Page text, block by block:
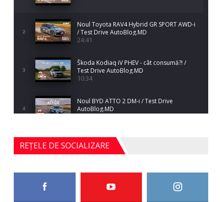
2
Noul Toyota RAV4 Hybrid GR SPORT AWD-i
/ Test Drive AutoBlog.MD
24:41
3
Škoda Kodiaq iV PHEV - cât consumă?! /
Test Drive AutoBlog.MD
10:34
4
Noul BYD ATTO 2 DM-i / Test Drive
AutoBlog.MD
5
Noul Mercedes-Benz S-Class facelift (S 580
4MATIC V223) / Test Drive AutoBlog.MD
27:33
REȚELE DE SOCIALIZARE